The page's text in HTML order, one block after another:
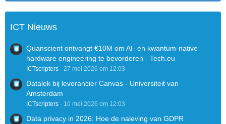
ICT Nieuws
Quanscient ontvangt €10M om AI- en kwantum-native
hardware engineering te bevorderen - Tech.eu
ICTscripters 27 mei 2026 om 12:03
Datalek bij leverancier Canvas - Universiteit van
Amsterdam
ICTscripters 10 mei 2026 om 12:03
Data privacy in 2026: Hoe de naleving van GDPR